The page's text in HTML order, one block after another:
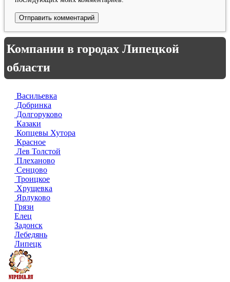
Компании в городах Липецкой
области
Васильевка
Добринка
Долгоруково
Казаки
Копцевы Хутора
Красное
Лев Толстой
Плеханово
Сенцово
Троицкое
Хрущевка
Ярлуково
Грязи
Елец
Задонск
Лебедянь
Липецк